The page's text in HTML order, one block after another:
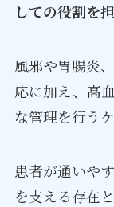
しての役割を
風邪や胃腸炎
応に加え、高
な管理を行う
患者が通いや
を支える存在